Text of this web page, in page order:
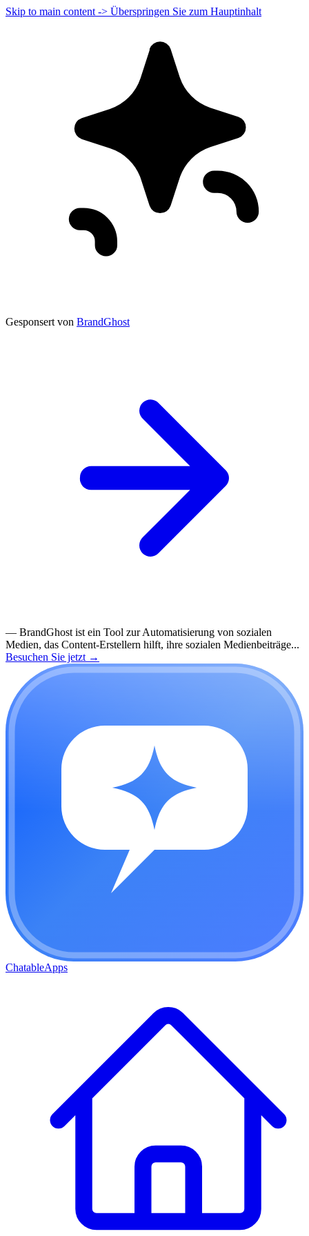
Skip to main content -> Überspringen Sie zum Hauptinhalt
Gesponsert von BrandGhost
— BrandGhost ist ein Tool zur Automatisierung von sozialen
Medien, das Content-Erstellern hilft, ihre sozialen Medienbeiträge...
Besuchen Sie jetzt →
ChatableApps